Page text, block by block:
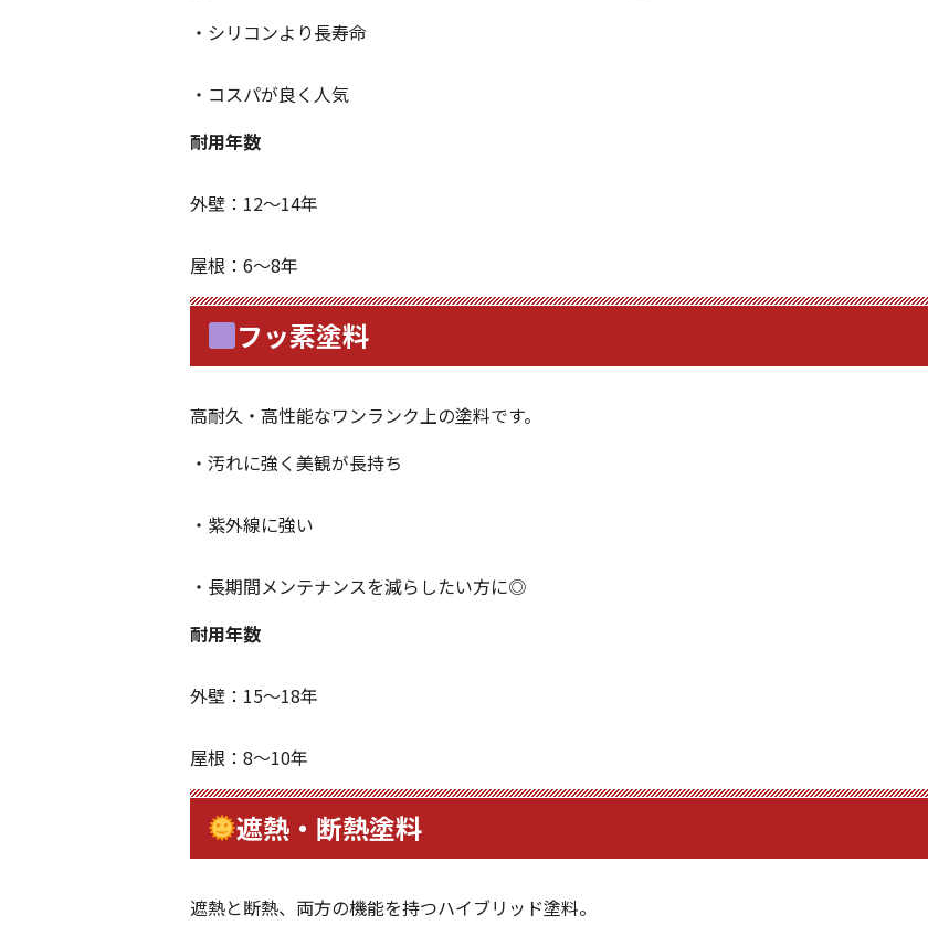
・シリコンより長寿命
・コスパが良く人気
耐用年数
外壁：12～14年
屋根：6～8年
フッ素塗料
高耐久・高性能なワンランク上の塗料です。
・汚れに強く美観が長持ち
・紫外線に強い
・長期間メンテナンスを減らしたい方に◎
耐用年数
外壁：15～18年
屋根：8～10年
遮熱・断熱塗料
遮熱と断熱、両方の機能を持つハイブリッド塗料。